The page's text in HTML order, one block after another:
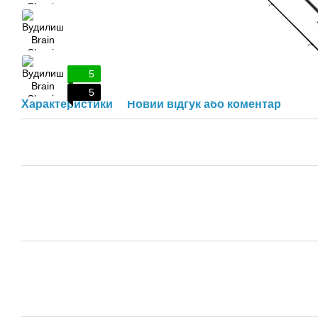
5
5
Характеристики Новий відгук або коментар